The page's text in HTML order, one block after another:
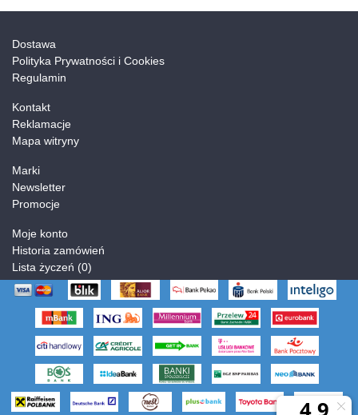
Dostawa
Polityka Prywatności i Cookies
Regulamin
Kontakt
Reklamacje
Mapa witryny
Marki
Newsletter
Promocje
Moje konto
Historia zamówień
Lista życzeń (0)